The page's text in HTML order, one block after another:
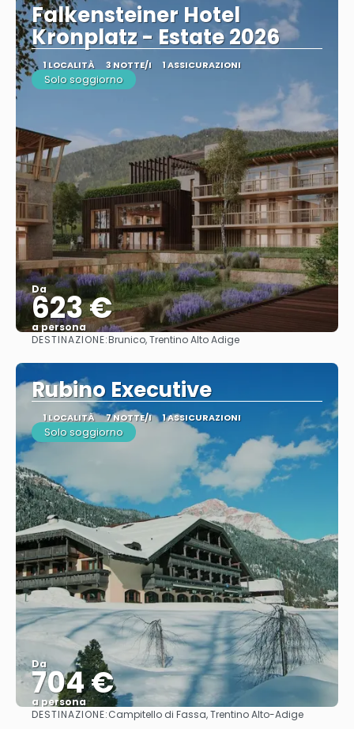
Falkensteiner Hotel
Kronplatz - Estate 2026
1 LOCALITÀ 3 NOTTE/I 1 ASSICURAZIONI
Solo soggiorno
Da
623 €
a persona
Vedere
DESTINAZIONE:Brunico, Trentino Alto Adige
Rubino Executive
1 LOCALITÀ 7 NOTTE/I 1 ASSICURAZIONI
Solo soggiorno
Da
704 €
a persona
Vedere
DESTINAZIONE:Campitello di Fassa, Trentino Alto-Adige